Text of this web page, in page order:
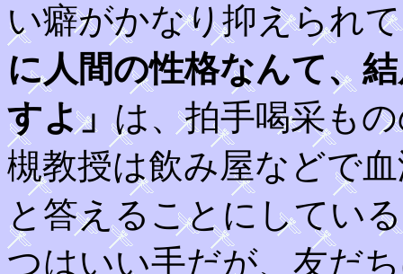
い癖がかなり抑えられ
に人間の性格なんて、
すよ」は、拍手喝采も
槻教授は飲み屋などで
と答えることにしてい
つはいい手だが、友だ